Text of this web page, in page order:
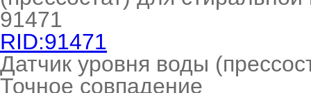
RID:91471
Датчик уровня воды
Точное совпадение